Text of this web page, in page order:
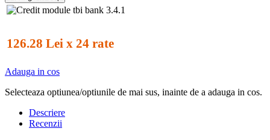
126.28 Lei x 24 rate
Adauga in cos
Selecteaza optiunea/optiunile de mai sus, inainte de a adauga in cos.
Descriere
Recenzii